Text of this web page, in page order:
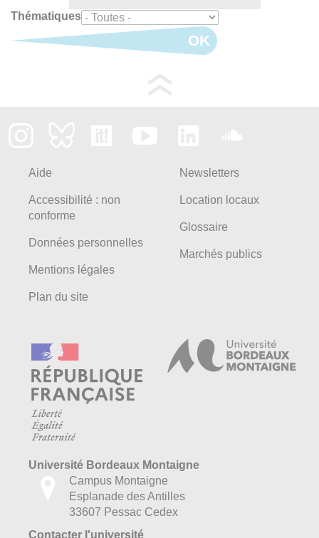
Thématiques
OK
Aide
Accessibilité : non
conforme
Données personnelles
Mentions légales
Plan du site
Newsletters
Location locaux
Glossaire
Marchés publics
Université Bordeaux Montaigne
Campus Montaigne
Esplanade des Antilles
33607 Pessac Cedex
Contacter l'université